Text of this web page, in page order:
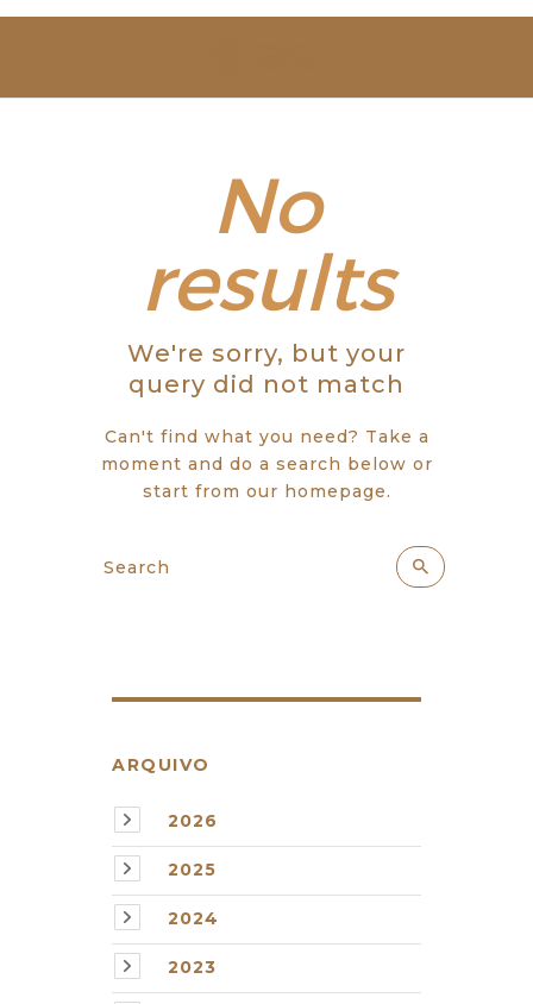
ESTUDAR
NOTÍCIAS
GALERIA
CONTACTOS
No
results
We're sorry, but your
query did not match
Can't find what you need? Take a
moment and do a search below or
start from our homepage.
ARQUIVO
2026
2025
2024
2023